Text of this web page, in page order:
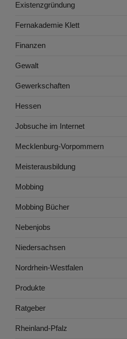
Existenzgründung
Fernakademie Klett
Finanzen
Gewalt
Gewerkschaften
Hessen
Jobsuche im Internet
Mecklenburg-Vorpommern
Meisterausbildung
Mobbing
Mobbing Bücher
Nebenjobs
Niedersachsen
Nordrhein-Westfalen
Produkte
Ratgeber
Rheinland-Pfalz